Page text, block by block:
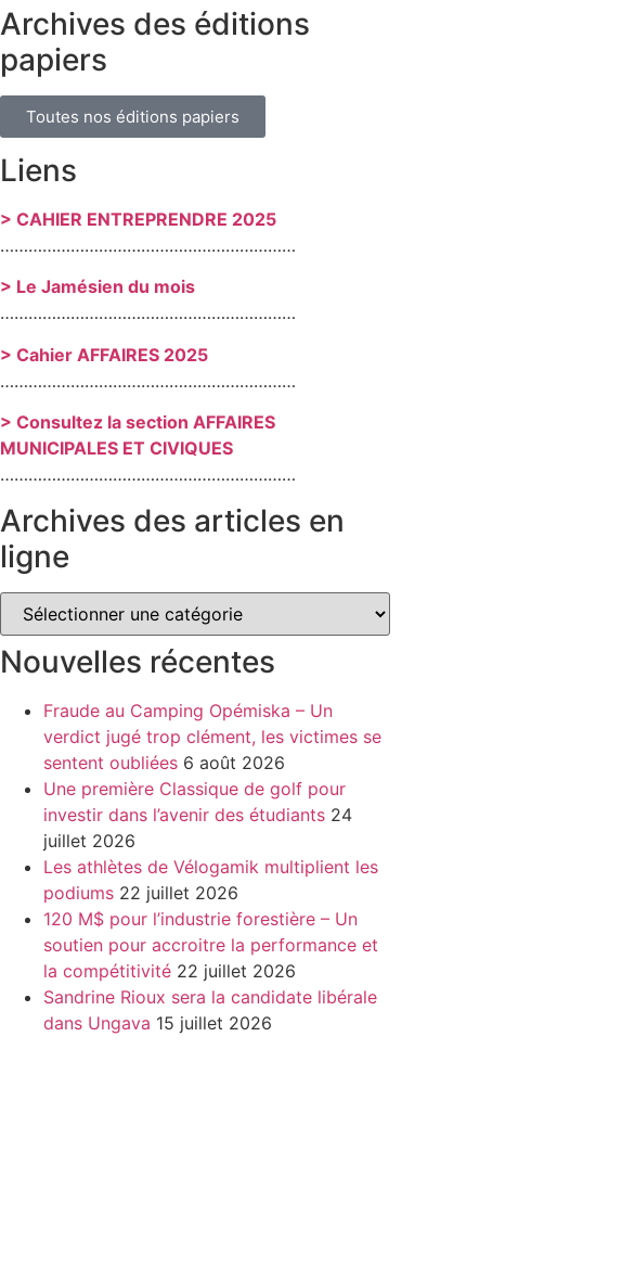
Archives des éditions
papiers
Toutes nos éditions papiers
Liens
> CAHIER ENTREPRENDRE 2025
………………………………………………………
> Le Jamésien du mois
………………………………………………………
> Cahier AFFAIRES 2025
………………………………………………………
> Consultez la section AFFAIRES
MUNICIPALES ET CIVIQUES
………………………………………………………
Archives des articles en
ligne
Nouvelles récentes
Fraude au Camping Opémiska – Un
verdict jugé trop clément, les victimes se
sentent oubliées 6 août 2026
Une première Classique de golf pour
investir dans l’avenir des étudiants 24
juillet 2026
Les athlètes de Vélogamik multiplient les
podiums 22 juillet 2026
120 M$ pour l’industrie forestière – Un
soutien pour accroitre la performance et
la compétitivité 22 juillet 2026
Sandrine Rioux sera la candidate libérale
dans Ungava 15 juillet 2026